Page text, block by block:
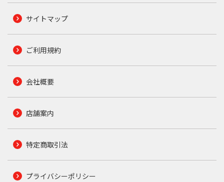
サイトマップ
ご利用規約
会社概要
店舗案内
特定商取引法
プライバシーポリシー